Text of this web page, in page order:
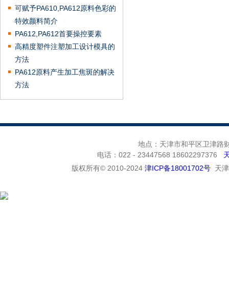
可赋予PA610,PA612原料色彩的
特效颜料简介
PA612,PA612首要操控要素
高精度塑件注塑加工设计模具的
方法
PA612原料产生加工焦斑的解决
方法
地点：天津市和平区卫津
电话：022 - 23447568 18602297376
版权所有© 2010-2024 津ICP备18001702号 天